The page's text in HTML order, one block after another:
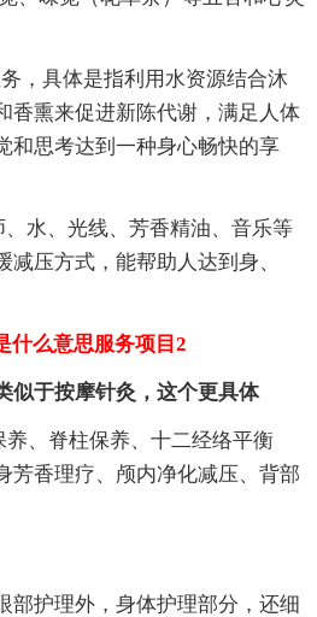
具体是指利用水资源结合沐
香熏来促进新陈代谢，满足人体
和思考达到一种身心畅快的享
水、光线、芳香精油、音乐等
压方式，能帮助人达到身、
么意思服务项目2
于按摩针灸，这个更具体
、脊柱保养、十二经络平衡
芳香理疗、颅内净化减压、背部
护理外，身体护理部分，还细